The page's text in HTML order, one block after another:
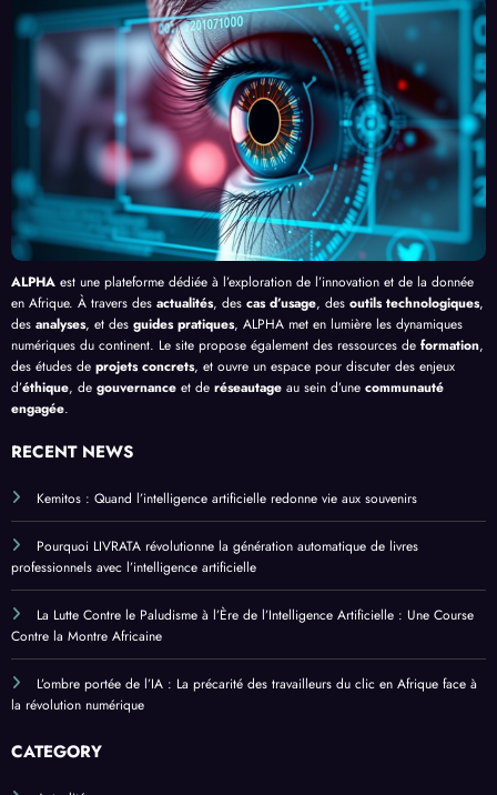
Clic »
en
Afriq
e le
Palud
isme
en
Afriq
ue
, au-
delà
de
Bang
ui
cacit
é de
l’IA
ALPHA est une plateforme dédiée à l’exploration de l’innovation et de la donnée
en Afrique. À travers des actualités, des cas d’usage, des outils technologiques,
des analyses, et des guides pratiques, ALPHA met en lumière les dynamiques
numériques du continent. Le site propose également des ressources de formation,
des études de projets concrets, et ouvre un espace pour discuter des enjeux
d’éthique, de gouvernance et de réseautage au sein d’une communauté
engagée.
RECENT NEWS
Kemitos : Quand l’intelligence artificielle redonne vie aux souvenirs
Pourquoi LIVRATA révolutionne la génération automatique de livres
professionnels avec l’intelligence artificielle
La Lutte Contre le Paludisme à l’Ère de l’Intelligence Artificielle : Une Course
Contre la Montre Africaine
L’ombre portée de l’IA : La précarité des travailleurs du clic en Afrique face à
la révolution numérique
CATEGORY